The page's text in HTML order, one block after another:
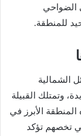
الضواحي
للمنطقة.
الشمالية
وتمتلك القبيلة
الأبرز في
تخصهم تؤكد